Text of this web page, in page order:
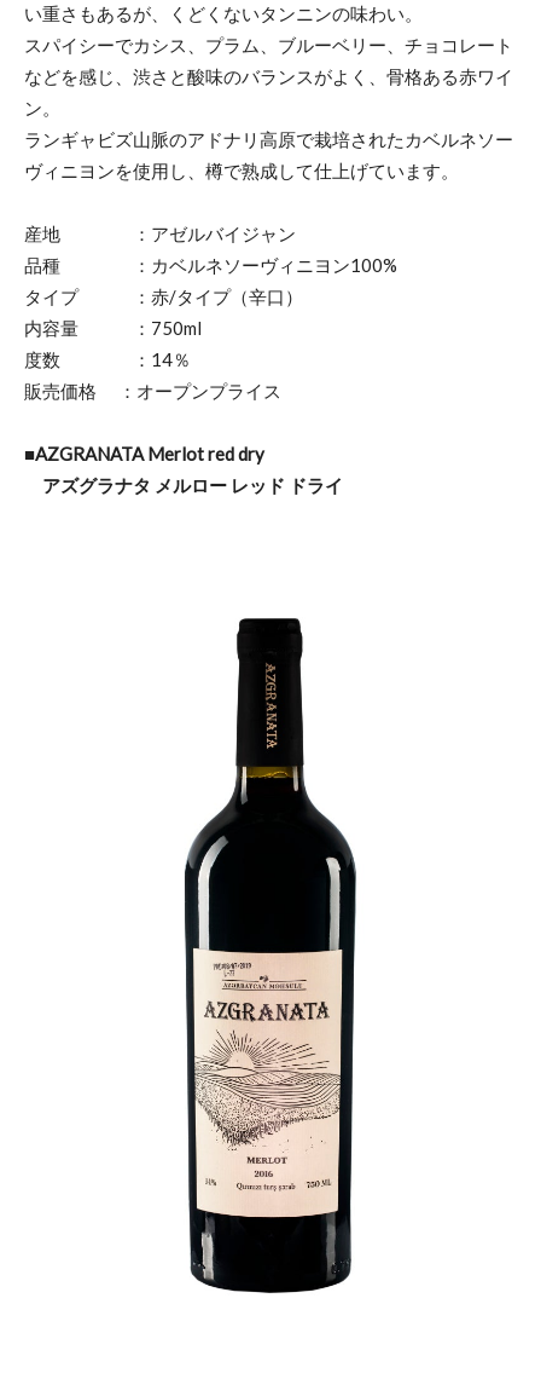
い重さもあるが、くどくないタンニンの味わい。
スパイシーでカシス、プラム、ブルーベリー、チョコレート
などを感じ、渋さと酸味のバランスがよく、骨格ある赤ワイ
ン。
ランギャビズ山脈のアドナリ高原で栽培されたカベルネソー
ヴィニヨンを使用し、樽で熟成して仕上げています。
産地 ：アゼルバイジャン
品種 ：カベルネソーヴィニヨン100%
タイプ ：赤/タイプ（辛口）
内容量 ：750ml
度数 ：14％
販売価格 ：オープンプライス
■AZGRANATA Merlot red dry
アズグラナタ メルロー レッド ドライ